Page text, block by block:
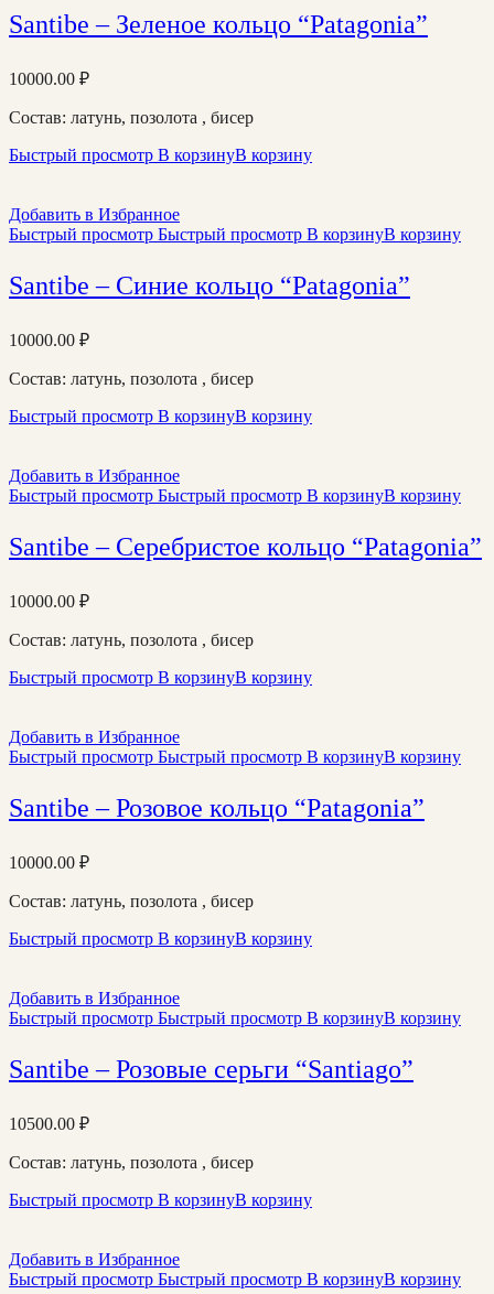
Santibe – Зеленое кольцо “Patagonia”
10000.00 ₽
Состав: латунь, позолота , бисер
Быстрый просмотр В корзинуВ корзину
Добавить в Избранное
Быстрый просмотр Быстрый просмотр В корзинуВ корзину
Santibe – Синие кольцо “Patagonia”
10000.00 ₽
Состав: латунь, позолота , бисер
Быстрый просмотр В корзинуВ корзину
Добавить в Избранное
Быстрый просмотр Быстрый просмотр В корзинуВ корзину
Santibe – Серебристое кольцо “Patagonia”
10000.00 ₽
Состав: латунь, позолота , бисер
Быстрый просмотр В корзинуВ корзину
Добавить в Избранное
Быстрый просмотр Быстрый просмотр В корзинуВ корзину
Santibe – Розовое кольцо “Patagonia”
10000.00 ₽
Состав: латунь, позолота , бисер
Быстрый просмотр В корзинуВ корзину
Добавить в Избранное
Быстрый просмотр Быстрый просмотр В корзинуВ корзину
Santibe – Розовые серьги “Santiago”
10500.00 ₽
Состав: латунь, позолота , бисер
Быстрый просмотр В корзинуВ корзину
Добавить в Избранное
Быстрый просмотр Быстрый просмотр В корзинуВ корзину